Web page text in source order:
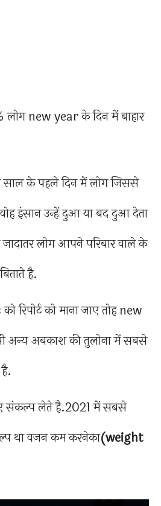
new year के दिन में बाहार
के पहले दिन में लोग जिससे
इंसान उन्हें दुआ या बद दुआ देता
लोग आपने परिबार वाले के
है.
को माना जाए तोह new
अन्य अबकाश की तुलोना में सबसे
संकल्प लेते है.2021 में सबसे
था वजन कम करनेका(weight